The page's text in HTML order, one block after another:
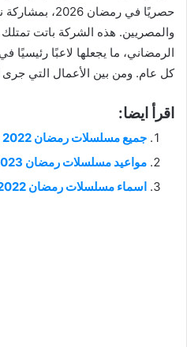
حصريًا في رمضان
والمصريين. هذه الشركة باتت تمتلك
الرمضاني، ما يجعلها لاعبًا
كل عام. ومن بين الأعمال التي جرى
اقرأ ايضا:
جميع مسلسلات رمضان 2022
مواعيد مسلسلات رمضان 2023 على ام بي سي مصر
اسماء مسلسلات رمضان 2022 الخليجية والقنوات الناقلة